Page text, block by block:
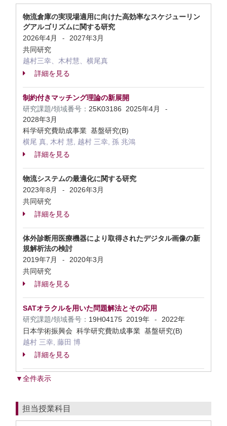
物流倉庫の実現場適用に向けた高効率なスケジューリン
グアルゴリズムに関する研究
2026年4月
-
2027年3月
共同研究
越村三幸、木村慧、横尾真
詳細を見る
制約付きマッチング理論の新展開
研究課題/領域番号： 25K03186 2025年4月 -
2028年3月
科学研究費助成事業 基盤研究(B)
横尾 真, 木村 慧, 越村 三幸, 孫 兆鴻
詳細を見る
物流システムの最適化に関する研究
2023年8月
-
2026年3月
共同研究
詳細を見る
体外診断用医療機器により取得されたデジタル画像の新
規解析法の検討
2019年7月
-
2020年3月
共同研究
詳細を見る
SATオラクルを用いた問題解法とその応用
研究課題/領域番号： 19H04175 2019年 -
2022年
日本学術振興会 科学研究費助成事業 基盤研究(B)
越村 三幸, 藤田 博
詳細を見る
▼全件表示
担当授業科目